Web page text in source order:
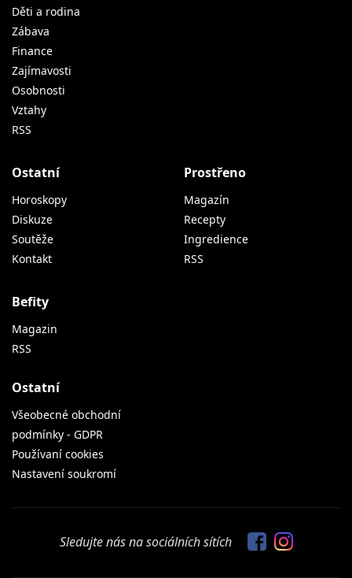
Děti a rodina
Zábava
Finance
Zajímavosti
Osobnosti
Vztahy
RSS
Ostatní
Horoskopy
Diskuze
Soutěže
Kontakt
Prostřeno
Magazín
Recepty
Ingredience
RSS
Befity
Magazin
RSS
Ostatní
Všeobecné obchodní
podmínky - GDPR
Používaní cookies
Nastavení soukromí
Sledujte nás na sociálních sítích